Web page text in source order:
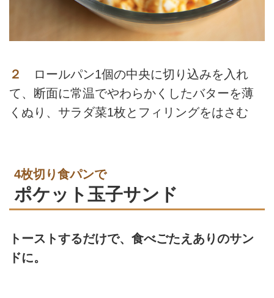
２
ロールパン1個の中央に切り込みを入れ
て、断面に常温でやわらかくしたバターを薄
くぬり、サラダ菜1枚とフィリングをはさむ
4枚切り食パンで
ポケット玉子サンド
トーストするだけで、食べごたえありのサン
ドに。